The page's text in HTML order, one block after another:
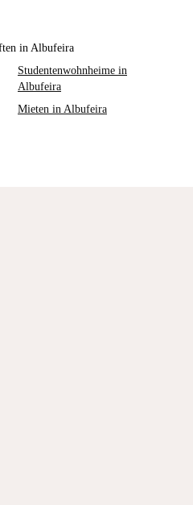
in Albufeira
Studentenwohnheime in
Albufeira
Mieten in Albufeira